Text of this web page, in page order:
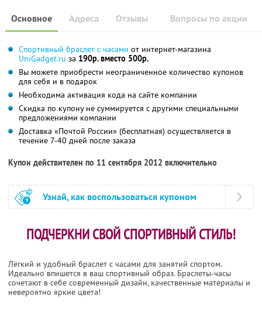
Основное Отзывы Вопросы по акции
Адреса
Спортивный браслет с часами от интернет-магазина
UniGadget.ru за 190р. вместо 500р.
Вы можете приобрести неограниченное количество купонов
для себя и в подарок
Необходима активация кода на сайте компании
Скидка по купону не суммируется с другими специальными
предложениями компании
Доставка «Почтой России» (бесплатная) осуществляется в
течение 7-40 дней после заказа
Купон действителен по 11 сентября 2012 включительно
Узнай, как воспользоваться купоном
ПОДЧЕРКНИ СВОЙ СПОРТИВНЫЙ СТИЛЬ!
Лёгкий и удобный браслет с часами для занятий спортом.
Идеально впишется в ваш спортивный образ. Браслеты-часы
сочетают в себе современный дизайн, качественные материалы и
невероятно яркие цвета!